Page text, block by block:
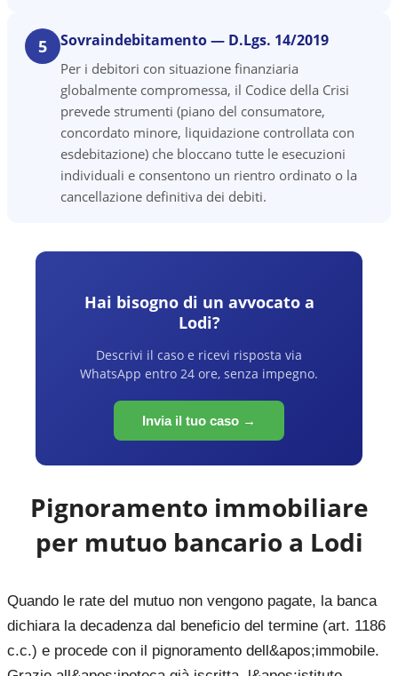
5 Sovraindebitamento — D.Lgs. 14/2019
Per i debitori con situazione finanziaria
globalmente compromessa, il Codice della Crisi
prevede strumenti (piano del consumatore,
concordato minore, liquidazione controllata con
esdebitazione) che bloccano tutte le esecuzioni
individuali e consentono un rientro ordinato o la
cancellazione definitiva dei debiti.
Hai bisogno di un avvocato a
Lodi?
Descrivi il caso e ricevi risposta via
WhatsApp entro 24 ore, senza impegno.
Invia il tuo caso →
Pignoramento immobiliare
per mutuo bancario a Lodi
Quando le rate del mutuo non vengono pagate, la banca
dichiara la decadenza dal beneficio del termine (art. 1186
c.c.) e procede con il pignoramento dell&apos;immobile.